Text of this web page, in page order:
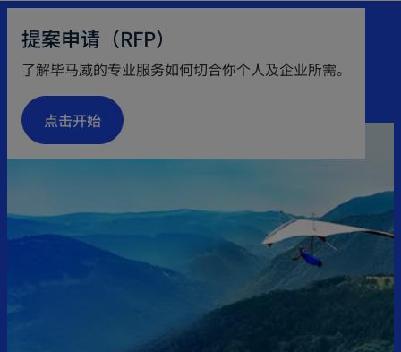
n
i
e
t
提案申请（RFP）
了解毕马威的专业服务如何切合你个人及企业所需。
点击开始